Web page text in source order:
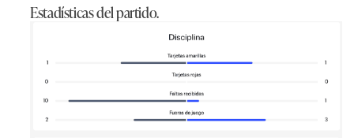
Estadísticas del partido.